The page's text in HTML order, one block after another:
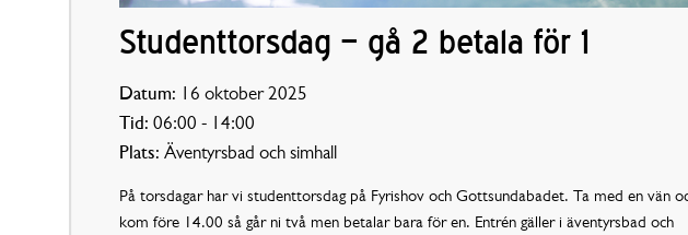
Studenttorsdag – gå 2 betala för 1
Datum: 16 oktober 2025
Tid: 06:00 - 14:00
Plats: Äventyrsbad och simhall
På torsdagar har vi studenttorsdag på Fyrishov och Gottsundabadet. Ta med en vän
kom före 14.00 så går ni två men betalar bara för en. Entrén gäller i äventyrsbad och